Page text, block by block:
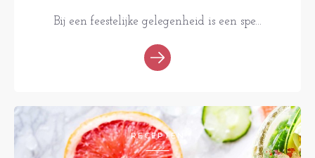
Bij een feestelijke gelegenheid is een spe...
RECEPTEN